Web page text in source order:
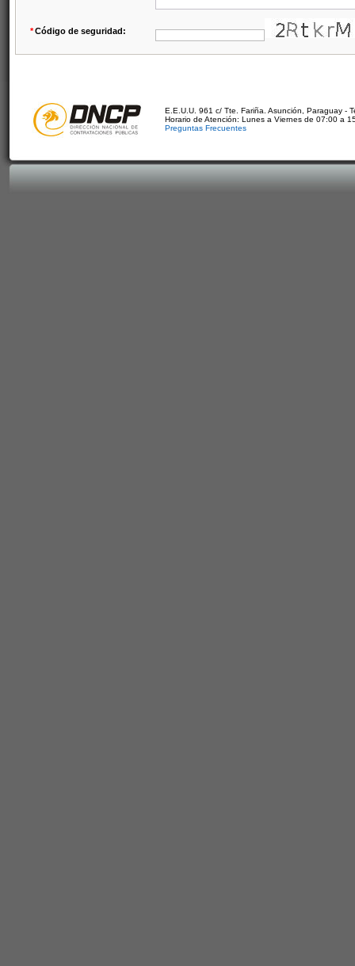
*Código de seguridad:
E.E.U.U. 961 c/ Tte. Fariña. Asunción, Paraguay -
Horario de Atención: Lunes a Viernes de 07:00 a
Preguntas Frecuentes